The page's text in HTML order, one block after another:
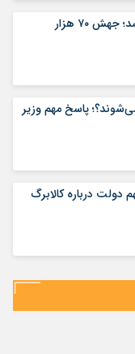
بورس تهران دوباره منفجر شد؛ جهش ۷۰ هزار
پاسخ مهم وزیر
دولت درباره کالابرگ